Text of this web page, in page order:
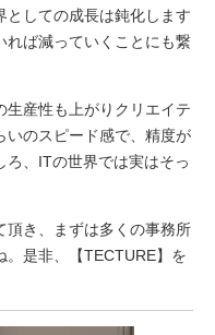
としての成長は鈍化します
れば減っていくことにも繋
生産性も上がりクリエイテ
いのスピード感で、精度が
ろ、ITの世界では実はそっ
頂き、まずは多くの事務所
。是非、【TECTURE】を